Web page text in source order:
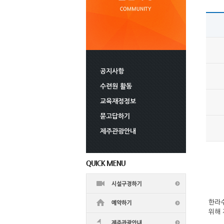
공지사항
수련원 활동
교육재정정보
묻고답하기
제주관광안내
한라
위해